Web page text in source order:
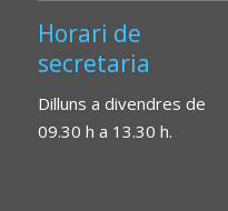
Horari de
secretaria
Dilluns a divendres de
09.30 h a 13.30 h.